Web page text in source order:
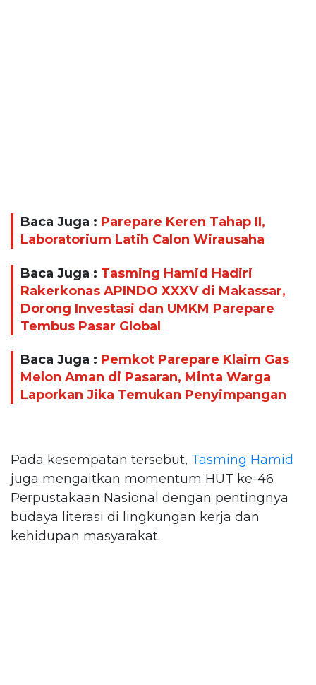
Baca Juga : Parepare Keren Tahap II,
Laboratorium Latih Calon Wirausaha
Baca Juga : Tasming Hamid Hadiri
Rakerkonas APINDO XXXV di Makassar,
Dorong Investasi dan UMKM Parepare
Tembus Pasar Global
Baca Juga : Pemkot Parepare Klaim Gas
Melon Aman di Pasaran, Minta Warga
Laporkan Jika Temukan Penyimpangan
Pada kesempatan tersebut, Tasming Hamid
juga mengaitkan momentum HUT ke-46
Perpustakaan Nasional dengan pentingnya
budaya literasi di lingkungan kerja dan
kehidupan masyarakat.